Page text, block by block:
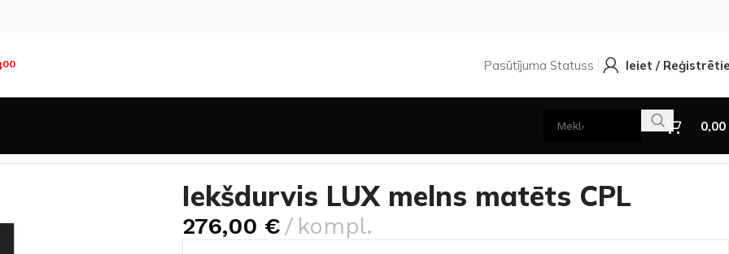
00 Pasūtījuma Statuss Ieiet /
0,00
Iekšdurvis LUX melns matēts CPL
276,00 € kompl.